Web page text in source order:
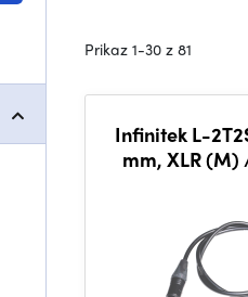
Prikaz 1-30 z 81
Infinitek L-
mm, XLR (M)